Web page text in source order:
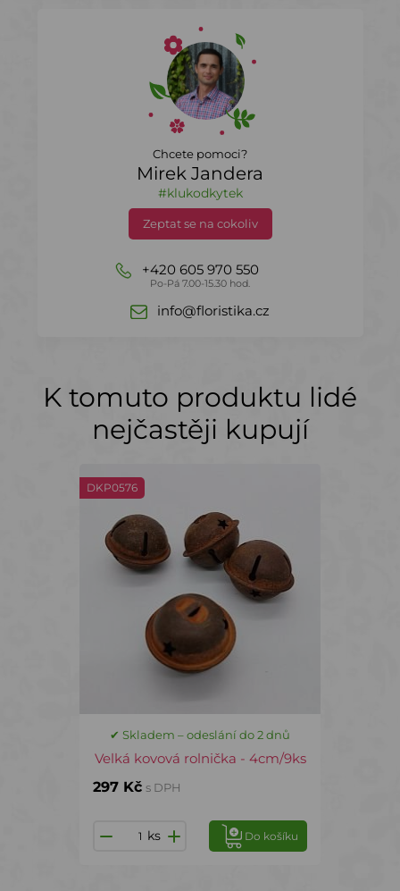
Chcete pomoci?
Mirek Jandera
#klukodkytek
Zeptat se na cokoliv
+420 605 970 550
Po-Pá 7.00-15.30 hod.
info@floristika.cz
K tomuto produktu lidé
nejčastěji kupují
DKP0576
✔ Skladem – odeslání do 2 dnů
Velká kovová rolnička - 4cm/9ks
297 Kč s DPH
ks Do košíku